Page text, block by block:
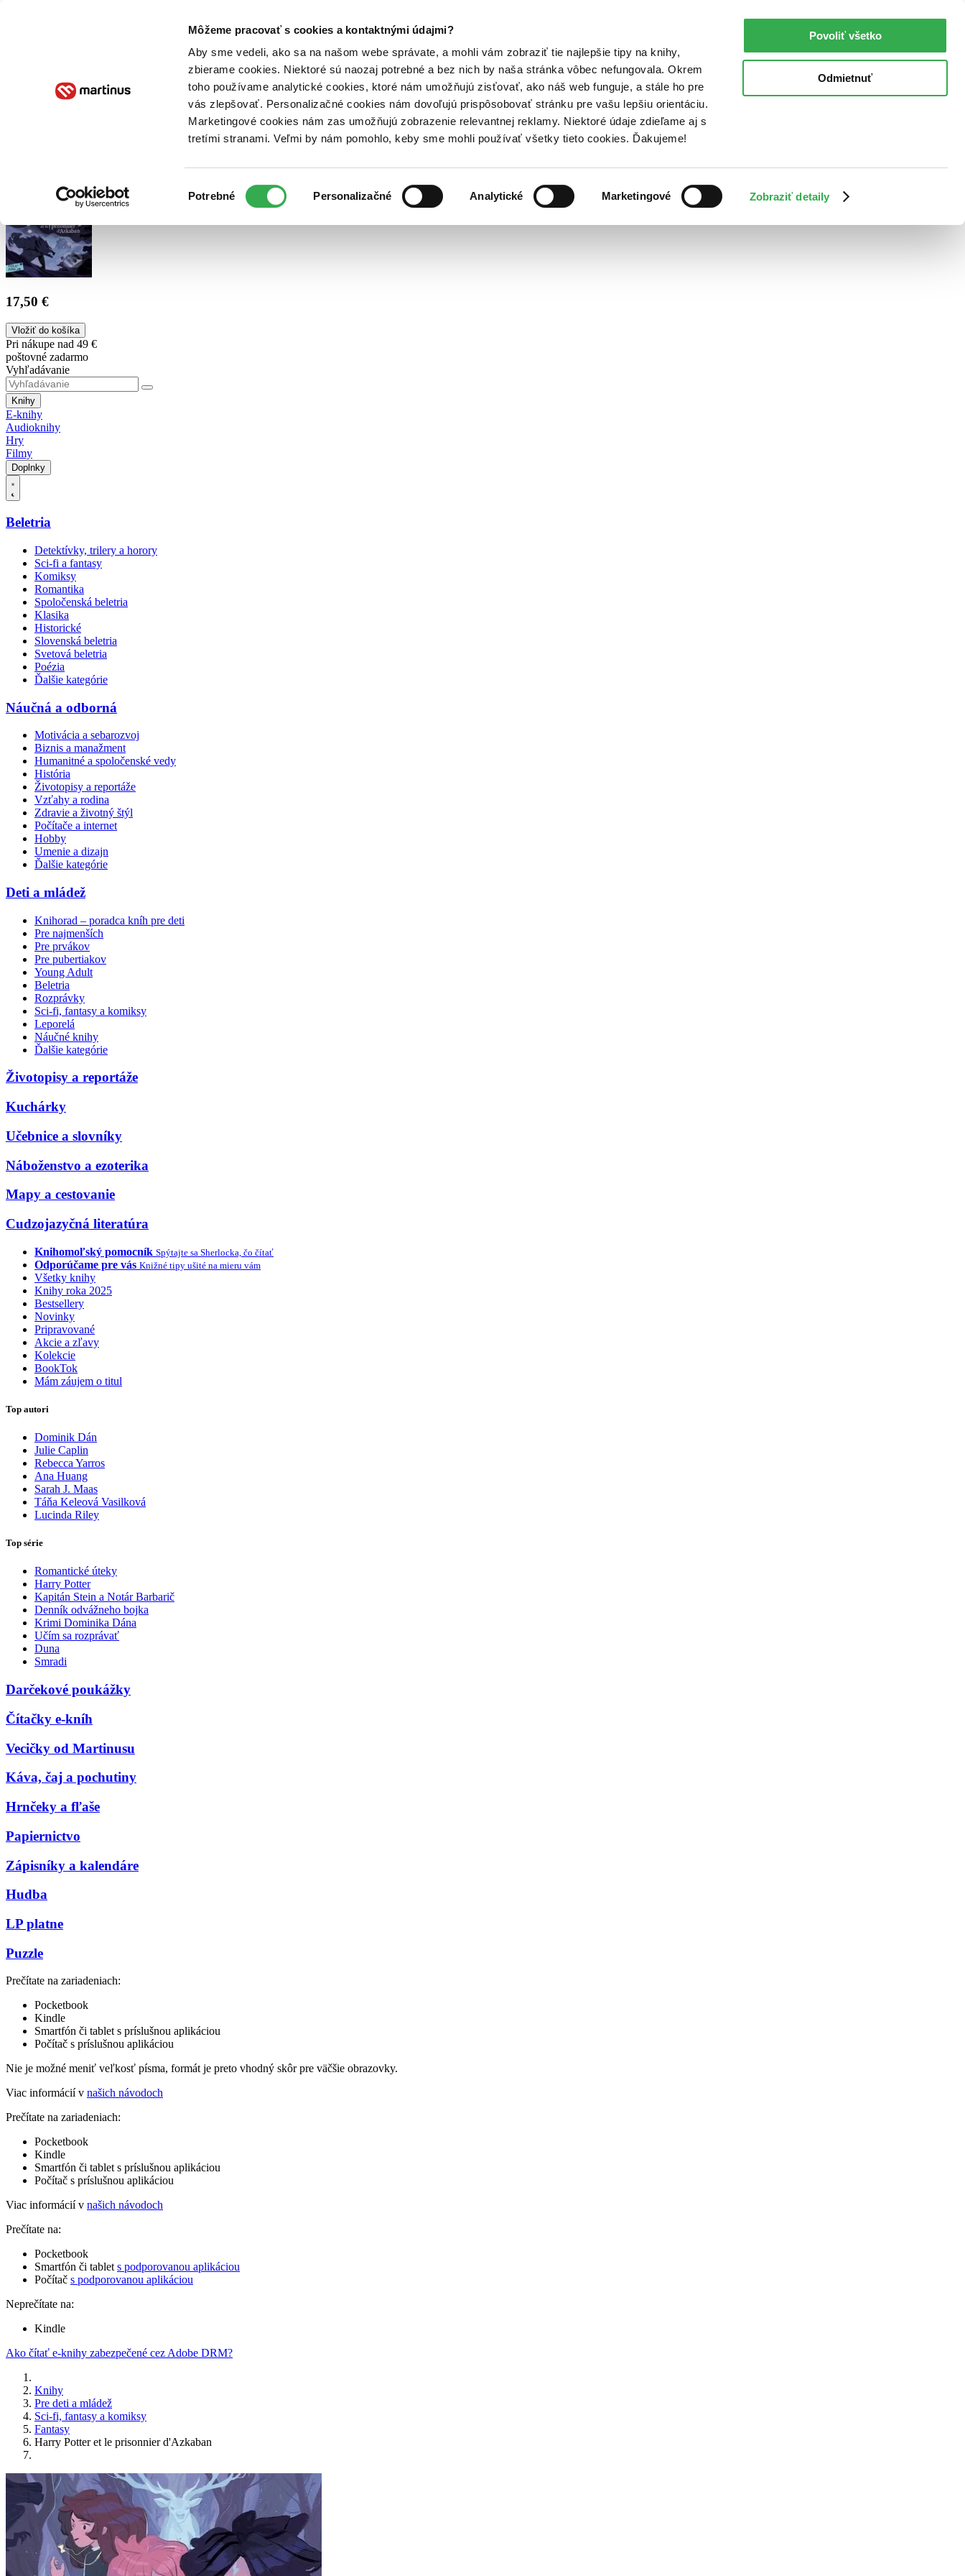
Môžeme pracovať s cookies a kontaktnými údajmi?
Aby sme vedeli, ako sa na našom webe správate, a mohli vám zobraziť tie najlepšie tipy na knihy,
zbierame cookies. Niektoré sú naozaj potrebné a bez nich by naša stránka vôbec nefungovala. Okrem
toho používame analytické cookies, ktoré nám umožňujú zisťovať, ako náš web funguje, a stále ho pre
vás zlepšovať. Personalizačné cookies nám dovoľujú prispôsobovať stránku pre vašu lepšiu orientáciu.
Marketingové cookies nám zas umožňujú zobrazenie relevantnej reklamy. Niektoré údaje zdieľame aj s
tretími stranami. Veľmi by nám pomohlo, keby sme mohli používať všetky tieto cookies. Ďakujeme!
súhlasu
Potrebné Personalizačné Analytické Marketingové Zobraziť detaily
Povoliť všetko
Odmietnuť
Poukážky Kontakt
17,50 €
Vložiť do košíka
Pri nákupe nad 49 €
poštovné zadarmo
Vyhľadávanie
Knihy
E-knihy
Audioknihy
Hry
Filmy
Doplnky
Beletria
Detektívky, trilery a horory
Sci-fi a fantasy
Komiksy
Romantika
Spoločenská beletria
Klasika
Historické
Slovenská beletria
Svetová beletria
Poézia
Ďalšie kategórie
Náučná a odborná
Motivácia a sebarozvoj
Biznis a manažment
Humanitné a spoločenské vedy
História
Životopisy a reportáže
Vzťahy a rodina
Zdravie a životný štýl
Počítače a internet
Hobby
Umenie a dizajn
Ďalšie kategórie
Deti a mládež
Knihorad – poradca kníh pre deti
Pre najmenších
Pre prvákov
Pre pubertiakov
Young Adult
Beletria
Rozprávky
Sci-fi, fantasy a komiksy
Leporelá
Náučné knihy
Ďalšie kategórie
Životopisy a reportáže
Kuchárky
Učebnice a slovníky
Náboženstvo a ezoterika
Mapy a cestovanie
Cudzojazyčná literatúra
Knihomoľský pomocník Spýtajte sa Sherlocka, čo čítať
Odporúčame pre vás Knižné tipy ušité na mieru vám
Všetky knihy
Knihy roka 2025
Bestsellery
Novinky
Pripravované
Akcie a zľavy
Kolekcie
BookTok
Mám záujem o titul
Top autori
Dominik Dán
Julie Caplin
Rebecca Yarros
Ana Huang
Sarah J. Maas
Táňa Keleová Vasilková
Lucinda Riley
Top série
Romantické úteky
Harry Potter
Kapitán Stein a Notár Barbarič
Denník odvážneho bojka
Krimi Dominika Dána
Učím sa rozprávať
Duna
Smradi
Darčekové poukážky
Čítačky e-kníh
Vecičky od Martinusu
Káva, čaj a pochutiny
Hrnčeky a fľaše
Papiernictvo
Zápisníky a kalendáre
Hudba
LP platne
Puzzle
Prečítate na zariadeniach:
Pocketbook
Kindle
Smartfón či tablet s príslušnou aplikáciou
Počítač s príslušnou aplikáciou
Nie je možné meniť veľkosť písma, formát je preto vhodný skôr pre väčšie obrazovky.
Viac informácií v našich návodoch
Prečítate na zariadeniach:
Pocketbook
Kindle
Smartfón či tablet s príslušnou aplikáciou
Počítač s príslušnou aplikáciou
Viac informácií v našich návodoch
Prečítate na:
Pocketbook
Smartfón či tablet s podporovanou aplikáciou
Počítač s podporovanou aplikáciou
Neprečítate na:
Kindle
Ako čítať e-knihy zabezpečené cez Adobe DRM?
Knihy
Pre deti a mládež
Sci-fi, fantasy a komiksy
Fantasy
Harry Potter et le prisonnier d'Azkaban